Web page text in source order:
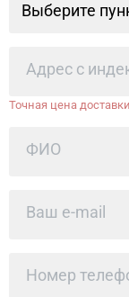
Выберите
Точная цена